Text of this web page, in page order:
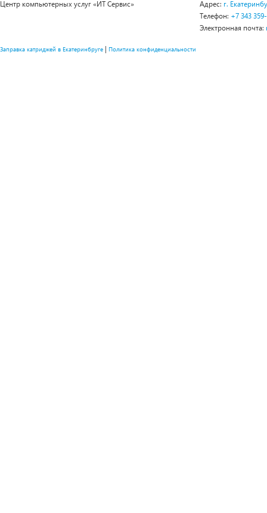
Центр компьютерных услуг «ИТ Сервис» Адрес: г.
Телефон: +7 343
Электронная почта:
Заправка катриджей в Екатеринбруге | Политика конфиденциальности